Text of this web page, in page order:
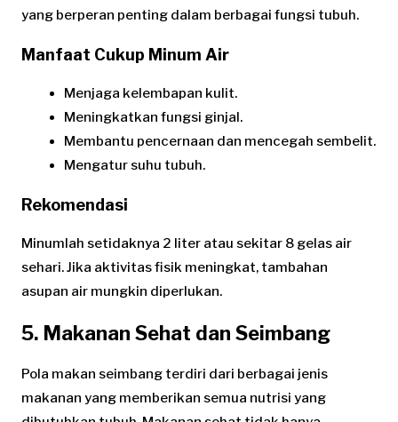
yang berperan penting dalam berbagai fungsi tubuh.
Manfaat Cukup Minum Air
Menjaga kelembapan kulit.
Meningkatkan fungsi ginjal.
Membantu pencernaan dan mencegah sembelit.
Mengatur suhu tubuh.
Rekomendasi
Minumlah setidaknya 2 liter atau sekitar 8 gelas air
sehari. Jika aktivitas fisik meningkat, tambahan
asupan air mungkin diperlukan.
5. Makanan Sehat dan Seimbang
Pola makan seimbang terdiri dari berbagai jenis
makanan yang memberikan semua nutrisi yang